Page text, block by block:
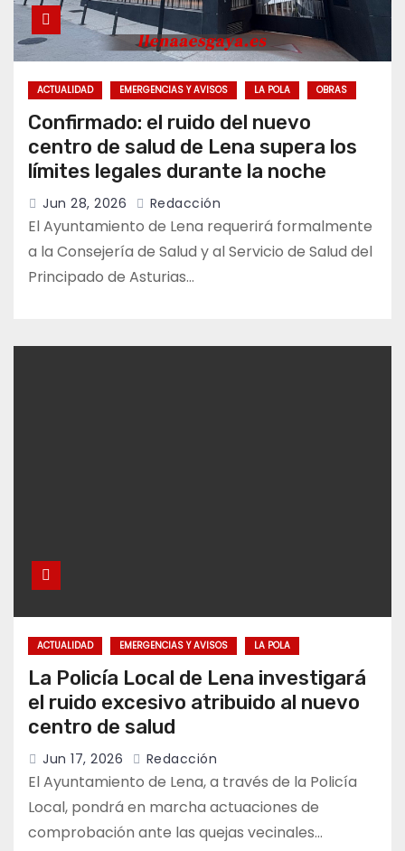
ACTUALIDAD EMERGENCIAS Y AVISOS LA POLA OBRAS
Confirmado: el ruido del nuevo
centro de salud de Lena supera los
límites legales durante la noche
Jun 28, 2026 Redacción
El Ayuntamiento de Lena requerirá formalmente
a la Consejería de Salud y al Servicio de Salud del
Principado de Asturias…
ACTUALIDAD EMERGENCIAS Y AVISOS LA POLA
La Policía Local de Lena investigará
el ruido excesivo atribuido al nuevo
centro de salud
Jun 17, 2026 Redacción
El Ayuntamiento de Lena, a través de la Policía
Local, pondrá en marcha actuaciones de
comprobación ante las quejas vecinales…